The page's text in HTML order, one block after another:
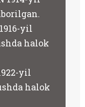
yil
halok
yil
halok